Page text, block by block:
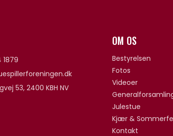
1879
53, 2400 KBH NV
OM OS
Bestyrelsen
Fotos
Videoer
Julestue
Kjær &
Kontakt